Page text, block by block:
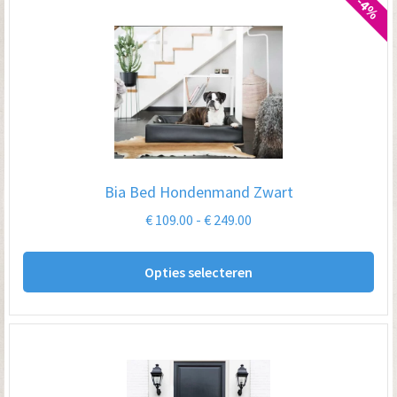
-4%
Bia Bed Hondenmand Zwart
€ 109.00 - € 249.00
€ 249.00
Opties selecteren
Dit